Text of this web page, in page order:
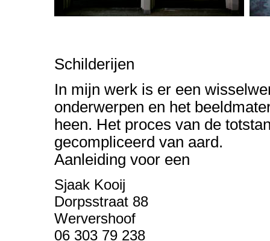
Schilderijen
In mijn werk is er een
onderwerpen en het
heen. Het proces van de
gecompliceerd van aard.
Aanleiding voor een
Sjaak Kooij
Dorpsstraat 88
Wervershoof
06 303 79 238